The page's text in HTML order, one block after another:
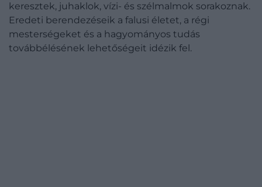
keresztek, juhaklok, vízi- és szélmalmok sorakoznak.
Eredeti berendezéseik a falusi életet, a régi
mesterségeket és a hagyományos tudás
továbbélésének lehetőségeit idézik fel.